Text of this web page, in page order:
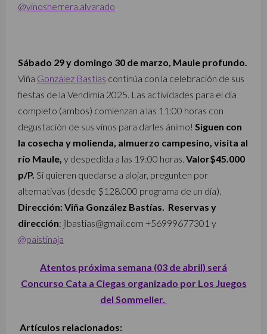
@vinosherrera.alvarado
Sábado 29 y domingo 30 de marzo, Maule profundo.
Viña González Bastías continúa con la celebración de sus
fiestas de la Vendimia 2025. Las actividades para el día
completo (ambos) comienzan a las 11:00 horas con
degustación de sus vinos para darles ánimo! Siguen con
la cosecha y molienda, almuerzo campesino, visita al
río Maule, y despedida a las 19:00 horas. Valor$45.000
p/P. Si quieren quedarse a alojar, pregunten por
alternativas (desde $128.000 programa de un día).
Dirección: Viña González Bastías. Reservas y
dirección: jlbastias@gmail.com +56999677301 y
@paistinaja
Atentos próxima semana (03 de abril) será
Concurso Cata a Ciegas organizado por Los Juegos
del Sommelier.
Artículos relacionados: